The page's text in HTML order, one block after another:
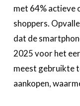
met 64% actieve
shoppers.
dat de
2025 voor het
meest gebruikte
aankopen,